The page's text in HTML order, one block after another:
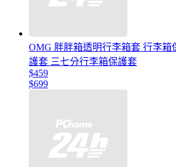
OMG 胖胖箱透明行李箱套 行李箱
護套 三七分行李箱保護套
$459
$699